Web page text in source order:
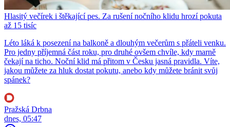
Hlasitý večírek i štěkající pes. Za rušení nočního klidu hrozí pokuta
až 15 tisíc
Léto láká k posezení na balkoně a dlouhým večerům s přáteli venku.
Pro jedny příjemná část roku, pro druhé ovšem chvíle, kdy marně
čekají na ticho. Noční klid má přitom v Česku jasná pravidla. Víte,
jakou můžete za hluk dostat pokutu, anebo kdy můžete bránit svůj
spánek?
Pražská Drbna
dnes, 05:47